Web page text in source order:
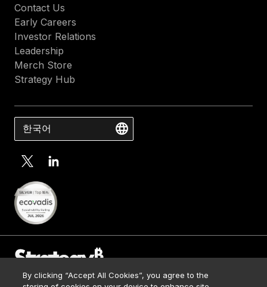
Contact Us
Early Careers
Investor Relations
Leadership
Merch Store
Strategy Hub
한국어
Contact Us
By clicking “Accept All Cookies”, you agree to the